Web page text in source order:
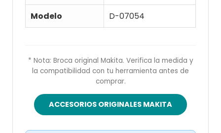
Modelo
D-07054
* Nota: Broca original Makita. Verifica la medida y
la compatibilidad con tu herramienta antes de
comprar.
ACCESORIOS ORIGINALES MAKITA